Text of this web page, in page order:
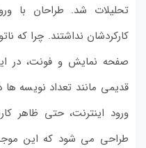
تحلیلات شد. طراحان با
کارکردشان نداشتند. چرا که
صفحه نمایش و فونت، در
قدیمی مانند تعداد نویسه
ورود اینترنت، حتی ظاهر
طراحی می شود که این